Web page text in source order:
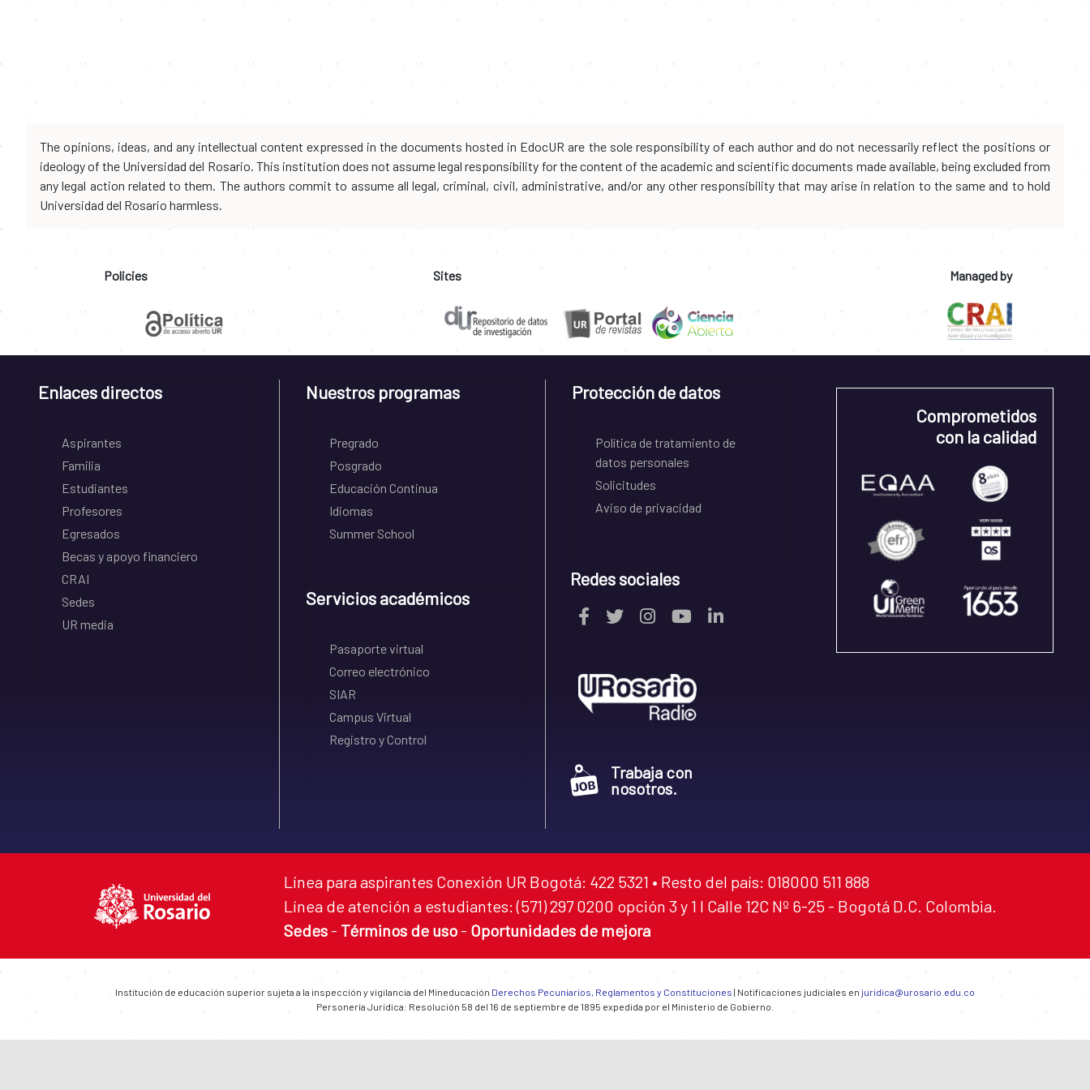
The opinions, ideas, and any intellectual content expressed in the documents hosted in EdocUR are the sole responsibility of each author and do not necessarily reflect the positions or
ideology of the Universidad del Rosario. This institution does not assume legal responsibility for the content of the academic and scientific documents made available, being excluded from
any legal action related to them. The authors commit to assume all legal, criminal, civil, administrative, and/or any other responsibility that may arise in relation to the same and to hold
Universidad del Rosario harmless.
Policies Sites Managed by
Enlaces directos
Aspirantes
Familia
Estudiantes
Profesores
Egresados
Becas y apoyo financiero
CRAI
Sedes
UR media
Nuestros programas
Pregrado
Posgrado
Educación Continua
Idiomas
Summer School
Servicios académicos
Pasaporte virtual
Correo electrónico
SIAR
Campus Virtual
Registro y Control
Protección de datos
Política de tratamiento de
datos personales
Solicitudes
Aviso de privacidad
Redes sociales
Trabaja con
nosotros.
Comprometidos
con la calidad
Línea para aspirantes Conexión UR Bogotá: 422 5321 • Resto del país: 018000 511 888
Línea de atención a estudiantes: (571) 297 0200 opción 3 y 1 I Calle 12C Nº 6-25 - Bogotá D.C. Colombia.
Sedes - Términos de uso - Oportunidades de mejora
Institución de educación superior sujeta a la inspección y vigilancia del Mineducación Derechos Pecuniarios, Reglamentos y Constituciones | Notificaciones judiciales en juridica@urosario.edu.co
Personería Jurídica: Resolución 58 del 16 de septiembre de 1895 expedida por el Ministerio de Gobierno.